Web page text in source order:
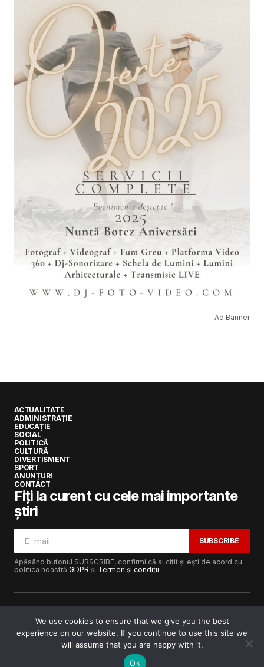
Ad Banner
ACTUALITATE
ADMINISTRAȚIE
EDUCAȚIE
SOCIAL
POLITICĂ
CULTURĂ
DIVERTISMENT
SPORT
ANUNȚURI
CONTACT
Fiți la curent cu cele mai importante
știri
SUBSCRIBE
Apăsând butonul SUBSCRIBE, confirmi că ai citit și ești de acord cu
politica noastră GDPR și Termen și condiții
Copyright © 2017-2025Lugojeanul.ro· Toate drepturile
rezervate · Dezvoltat dePower Media FX
We use cookies to ensure that we give you the best
experience on our website. If you continue to use this site we
will assume that you are happy with it.
Ok